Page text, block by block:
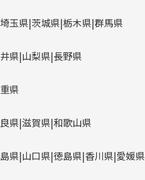
埼玉県 茨城県 栃木県 群馬県
県 山梨県 長野県
県
県 滋賀県 和歌山県
県 山口県 徳島県 香川県 愛媛県